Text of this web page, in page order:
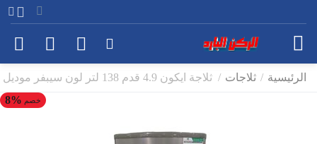
الرئيسية / ثلاجات / ثلاجة ايكون 4.9 قدم 138 لتر لون سيبفر موديل ICN2-190
خصم 8%